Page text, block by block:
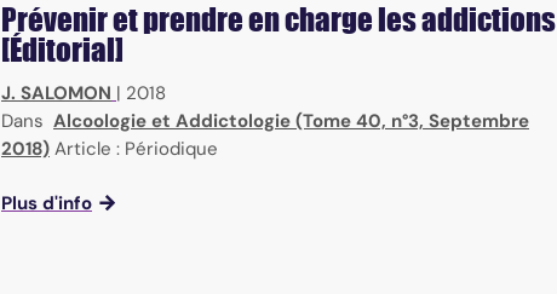
Prévenir et prendre en charge les addictions
[Éditorial]
J. SALOMON | 2018
Dans Alcoologie et Addictologie (Tome 40, n°3, Septembre
2018) Article : Périodique
Plus d'info